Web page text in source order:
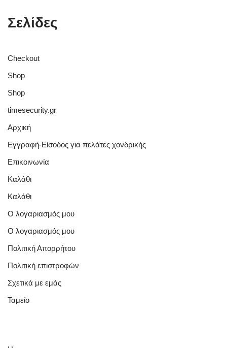
Σελίδες
Checkout
Shop
Shop
timesecurity.gr
Αρχική
Εγγραφή-Είσοδος για πελάτες χονδρικής
Επικοινωνία
Καλάθι
Καλάθι
Ο λογαριασμός μου
Ο λογαριασμός μου
Πολιτική Απορρήτου
Πολιτική επιστροφών
Σχετικά με εμάς
Ταμείο